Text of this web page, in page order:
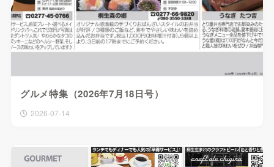
グルメ特集（2026年7月18日号）
2026-07-14